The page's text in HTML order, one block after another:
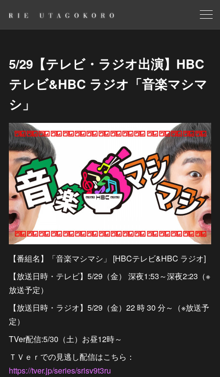
5/29【テレビ・ラジオ出演】HBC
テレビ&HBC ラジオ「音楽マシマ
シ」
【番組名】「音楽マシマシ」 [HBCテレビ&HBC ラジオ]
【放送日時・テレビ】5/29（金） 深夜1:53～深夜2:23（※
放送予定）
【放送日時・ラジオ】5/29（金）22 時 30 分～（※放送予
定）
TVer配信:5/30（土）お昼12時～
ＴＶｅｒでの見逃し配信はこちら：
https://tver.jp/series/srisv9t3ru